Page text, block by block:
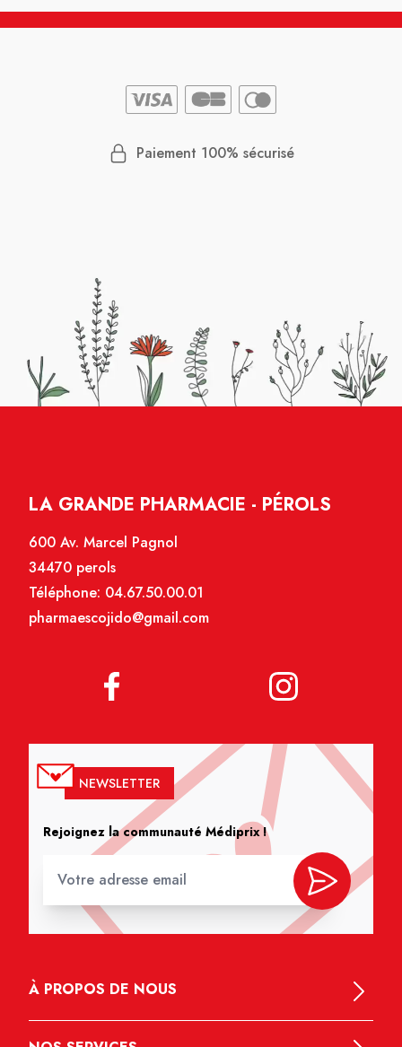
Paiement 100% sécurisé
LA GRANDE PHARMACIE - PÉROLS
600 Av. Marcel Pagnol
34470 perols
Téléphone: 04.67.50.00.01
pharmaescojido@gmail.com
NEWSLETTER
Rejoignez la communauté Médiprix !
À PROPOS DE NOUS